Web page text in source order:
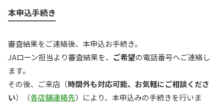
本申込手続き
審査結果をご連絡後、本申込お手続き。
JAローン担当より審査結果を、 ご希望の電話番号へご連絡し
ます。
その後、ご来店（時間外も対応可能、お気軽にご相談くださ
い）（各店舗連絡先）により、本申込みの手続きを行いま